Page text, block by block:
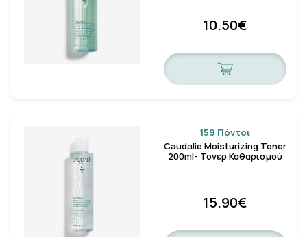
10.50€
159 Πόντοι
Caudalie Moisturizing Toner
200ml- Τονερ Καθαρισμού
15.90€